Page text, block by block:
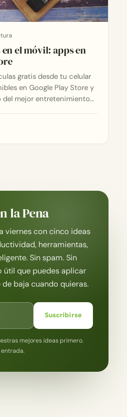
el móvil: apps en
gratis desde tu celular
en Google Play Store y
del mejor entretenimiento…
la Pena
viernes con cinco ideas
herramientas,
Sin spam. Sin
útil que puedes aplicar
baja cuando quieras.
Suscribirse
mejores ideas primero.